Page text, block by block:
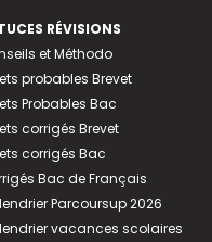
RÉVISIONS
et Méthodo
probables Brevet
Probables Bac
corrigés Brevet
corrigés Bac
Bac de Français
Parcoursup 2026
vacances scolaires